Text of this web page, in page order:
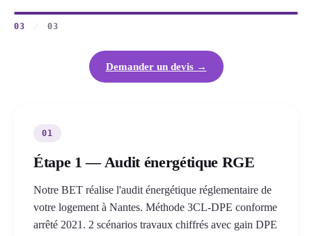
03 03
Demander un devis →
01
Étape 1 — Audit énergétique RGE
Notre BET réalise l'audit énergétique réglementaire de
votre logement à Nantes. Méthode 3CL-DPE conforme
arrêté 2021. 2 scénarios travaux chiffrés avec gain DPE